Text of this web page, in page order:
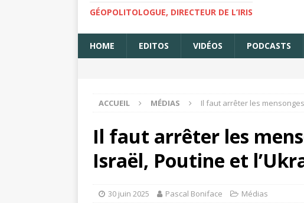
GÉOPOLITOLOGUE, DIRECTEUR DE L’IRIS
HOME EDITOS VIDÉOS PODCASTS
ACCUEIL MÉDIAS Il faut arrêter les
Il faut arrêter les
Israël, Poutine et
30 juin 2025 Pascal Boniface Médias